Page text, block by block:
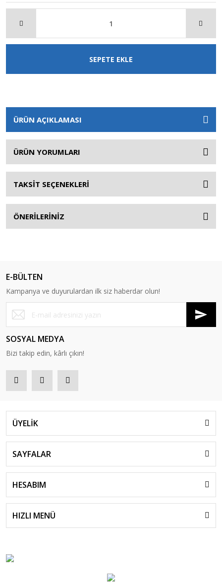
SEPETE EKLE
ÜRÜN AÇIKLAMASI
ÜRÜN YORUMLARI
TAKSİT SEÇENEKLERİ
ÖNERİLERİNİZ
E-BÜLTEN
Kampanya ve duyurulardan ilk siz haberdar olun!
SOSYAL MEDYA
Bizi takip edin, kârlı çıkın!
ÜYELİK
SAYFALAR
HESABIM
HIZLI MENÜ